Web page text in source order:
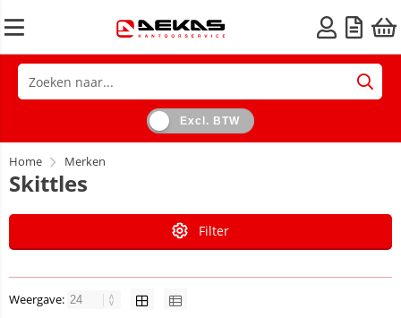
Excl. BTW
Home Merken
Skittles
Filter
Weergave: